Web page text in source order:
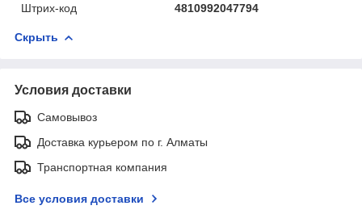
Штрих-код
4810992047794
Скрыть
Условия доставки
Самовывоз
Доставка курьером по г. Алматы
Транспортная компания
Все условия доставки